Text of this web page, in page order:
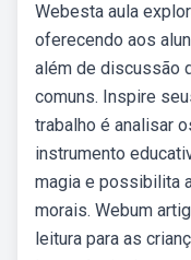
Webesta aula
oferecendo aos
além de discussão
comuns. Inspire
trabalho é analisar
instrumento
magia e possibilita
morais. Webum
leitura para as